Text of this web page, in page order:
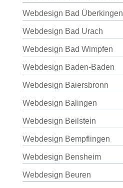
Webdesign Bad Überkingen
Webdesign Bad Urach
Webdesign Bad Wimpfen
Webdesign Baden-Baden
Webdesign Baiersbronn
Webdesign Balingen
Webdesign Beilstein
Webdesign Bempflingen
Webdesign Bensheim
Webdesign Beuren